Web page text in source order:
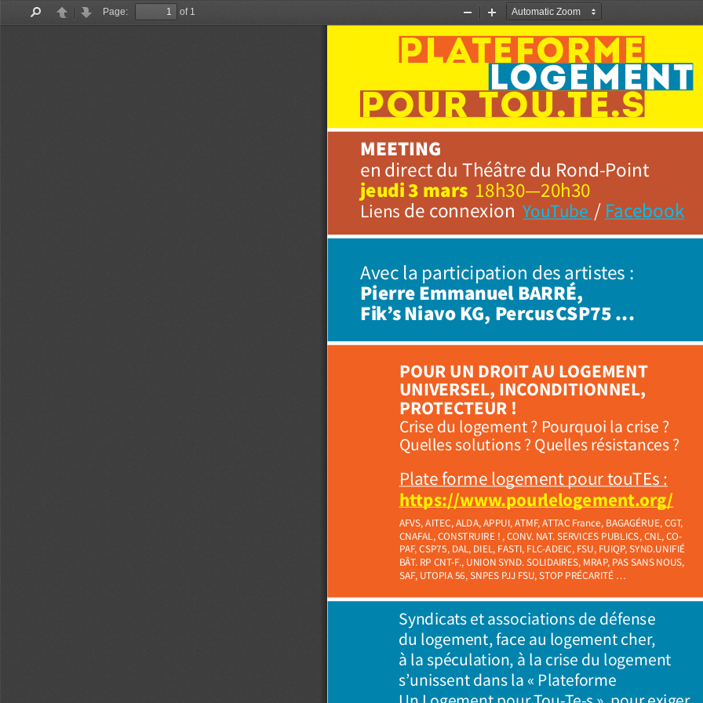
PreviousNext
Page:
of 1
Zoom
Zoom
plateforme
logement
pour tou.TE.S
MEETING
en direct du Théâtre du Rond-Point
jeudi 3 mars 18h30—20h30
Liens de connexion YouTube / Facebook
Avec la participation des artistes :
Pierre Emmanuel BARRÉ,
Fik’s Niavo KG, Percus CSP75 ...
Syndicats et associations de défense
du logement, face au logement cher,
à la spéculation, à la crise du logement
s’unissent dans la « Plateforme
Un Logement pour Tou-Te-s »  pour exiger
POUR UN DROIT AU LOGEMENT
UNIVERSEL, INCONDITIONNEL,
PROTECTEUR !
Crise du logement ? Pourquoi la crise ?
Quelles solutions ? Quelles résistances ?
Plate forme logement pour touTEs :
https://www.pourlelogement.org/
AFVS, AITEC, ALDA, APPUI, ATMF, ATTAC France, BAGAGÉRUE, CGT,
CNAFAL, CONSTRUIRE ! , CONV. NAT. SERVICES PUBLICS, CNL, CO-
PAF, CSP75, DAL, DIEL, FASTI, FLC-ADEIC, FSU, FUIQP, SYND.UNIFIÉ
BÂT. RP CNT-F., UNION SYND. SOLIDAIRES, MRAP, PAS SANS NOUS,
SAF, UTOPIA 56, SNPES PJJ FSU, STOP PRÉCARITÉ ...